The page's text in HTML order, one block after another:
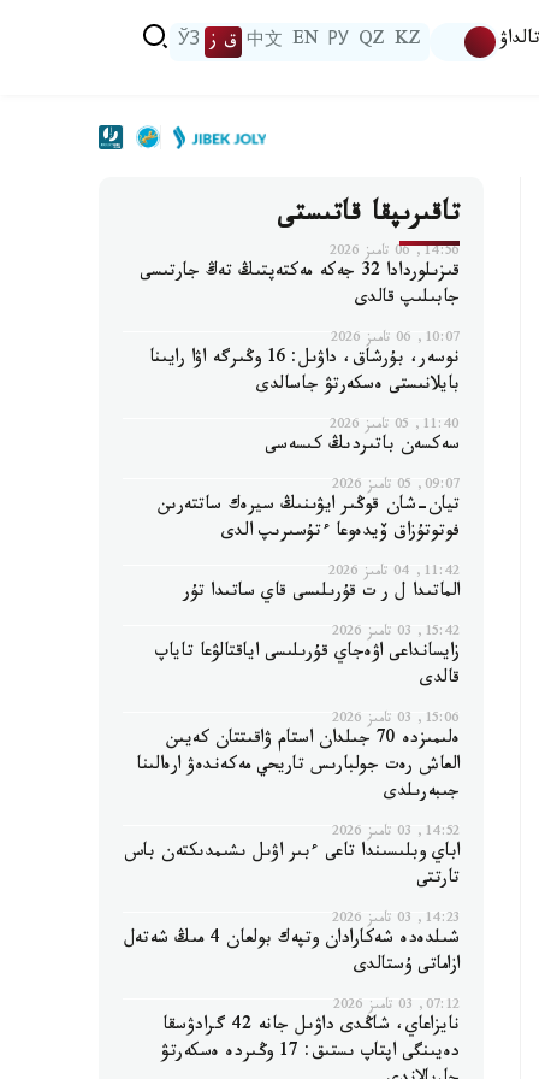
تالداۋ KZ
QZ
РУ
EN
中文 ق ز ЎЗ
تاقىرىپقا قاتىستى
14:56, 06 تامىز 2026
قىزىلوردادا 32 جەكە مەكتەپتىڭ تەڭ جارتىسى
جابىلىپ قالدى
10:07, 06 تامىز 2026
نوسەر، بۇرشاق، داۋىل: 16 وڭىرگە اۋا رايىنا
بايلانىستى ەسكەرتۋ جاسالدى
11:40, 05 تامىز 2026
سەكسەن باتىردىڭ كىسەسى
09:07, 05 تامىز 2026
تيان-شان قوڭىر ايۋىنىڭ سيرەك ساتتەرىن
فوتوتۇزاق ۆيدەوعا ءتۇسىرىپ الدى
11:42, 04 تامىز 2026
الماتىدا ل ر ت قۇرىلىسى قاي ساتىدا تۇر
15:42, 03 تامىز 2026
زايسانداعى اۋەجاي قۇرىلىسى اياقتالۋعا تاياپ
قالدى
15:06, 03 تامىز 2026
ەلىمىزدە 70 جىلدان استام ۋاقىتتان كەيىن
العاش رەت جولبارىس تاريحي مەكەندەۋ ارەالىنا
جىبەرىلدى
14:52, 03 تامىز 2026
اباي وبلىسىندا تاعى ءبىر اۋىل ىشىمدىكتەن باس
تارتتى
14:23, 03 تامىز 2026
شىلدەدە شەكارادان وتپەك بولعان 4 مىڭ شەتەل
ازاماتى ۇستالدى
07:12, 03 تامىز 2026
نايزاعاي، شاڭدى داۋىل جانە 42 گرادۋسقا
دەيىنگى اپتاپ ىستىق: 17 وڭىردە ەسكەرتۋ